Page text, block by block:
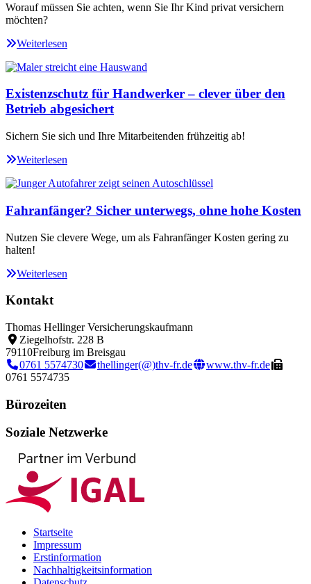
Worauf müssen Sie achten, wenn Sie Ihr Kind privat versichern
möchten?
Weiterlesen
Existenzschutz für Handwerker – clever über den
Betrieb abgesichert
Sichern Sie sich und Ihre Mitarbeitenden frühzeitig ab!
Weiterlesen
Fahranfänger? Sicher unterwegs, ohne hohe Kosten
Nutzen Sie clevere Wege, um als Fahranfänger Kosten gering zu
halten!
Weiterlesen
Kontakt
Thomas Hellinger Versicherungskaufmann
Ziegelhofstr. 228 B
79110Freiburg im Breisgau
0761 5574730
thellinger(@)thv-fr.de
www.thv-fr.de
0761 5574735
Bürozeiten
Soziale Netzwerke
Startseite
Impressum
Erstinformation
Nachhaltigkeitsinformation